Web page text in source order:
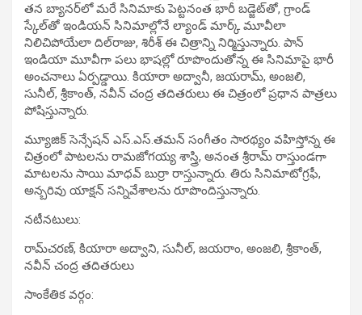
త‌న బ్యాన‌ర్‌లో మ‌రే సినిమాకు పెట్ట‌నంత భారీ బ‌డ్జెట్‌తో, గ్రాండ్
స్కేల్‌తో ఇండియ‌న్ సినిమాల్లోనే ల్యాండ్ మార్క్ మూవీలా
నిలిచిపోయేలా దిల్‌రాజు, శిరీశ్ ఈ చిత్రాన్ని నిర్మిస్తున్నారు. పాన్
ఇండియా మూవీగా ప‌లు భాష‌ల్లో రూపొందుతోన్న ఈ సినిమాపై భారీ
అంచ‌నాలు ఏర్ప‌డ్డాయి. కియారా అద్వానీ, జ‌యరామ్‌, అంజ‌లి,
సునీల్, శ్రీకాంత్‌, న‌వీన్ చంద్ర త‌దిత‌రులు ఈ చిత్రంలో ప్ర‌ధాన పాత్ర‌లు
పోషిస్తున్నారు.
మ్యూజిక్ సెన్సేష‌న్ ఎస్‌.ఎస్‌.త‌మ‌న్‌ సంగీతం సార‌థ్యం వ‌హిస్తోన్న ఈ
చిత్రంలో పాట‌ల‌ను రామ‌జోగ‌య్య శాస్త్రి, అనంత శ్రీరామ్ రాస్తుండ‌గా
మాట‌ల‌ను సాయి మాధ‌వ్ బుర్రా రాస్తున్నారు. తిరు సినిమాటోగ్ర‌ఫీ,
అన్బ‌రివు యాక్ష‌న్ స‌న్నివేశాల‌ను రూపొందిస్తున్నారు.
న‌టీన‌టులు:
రామ్‌చ‌ర‌ణ్‌, కియారా అద్వాని, సునీల్‌, జ‌యరాం, అంజ‌లి, శ్రీకాంత్‌,
న‌వీన్ చంద్ర త‌దిత‌రులు
సాంకేతిక వ‌ర్గం: